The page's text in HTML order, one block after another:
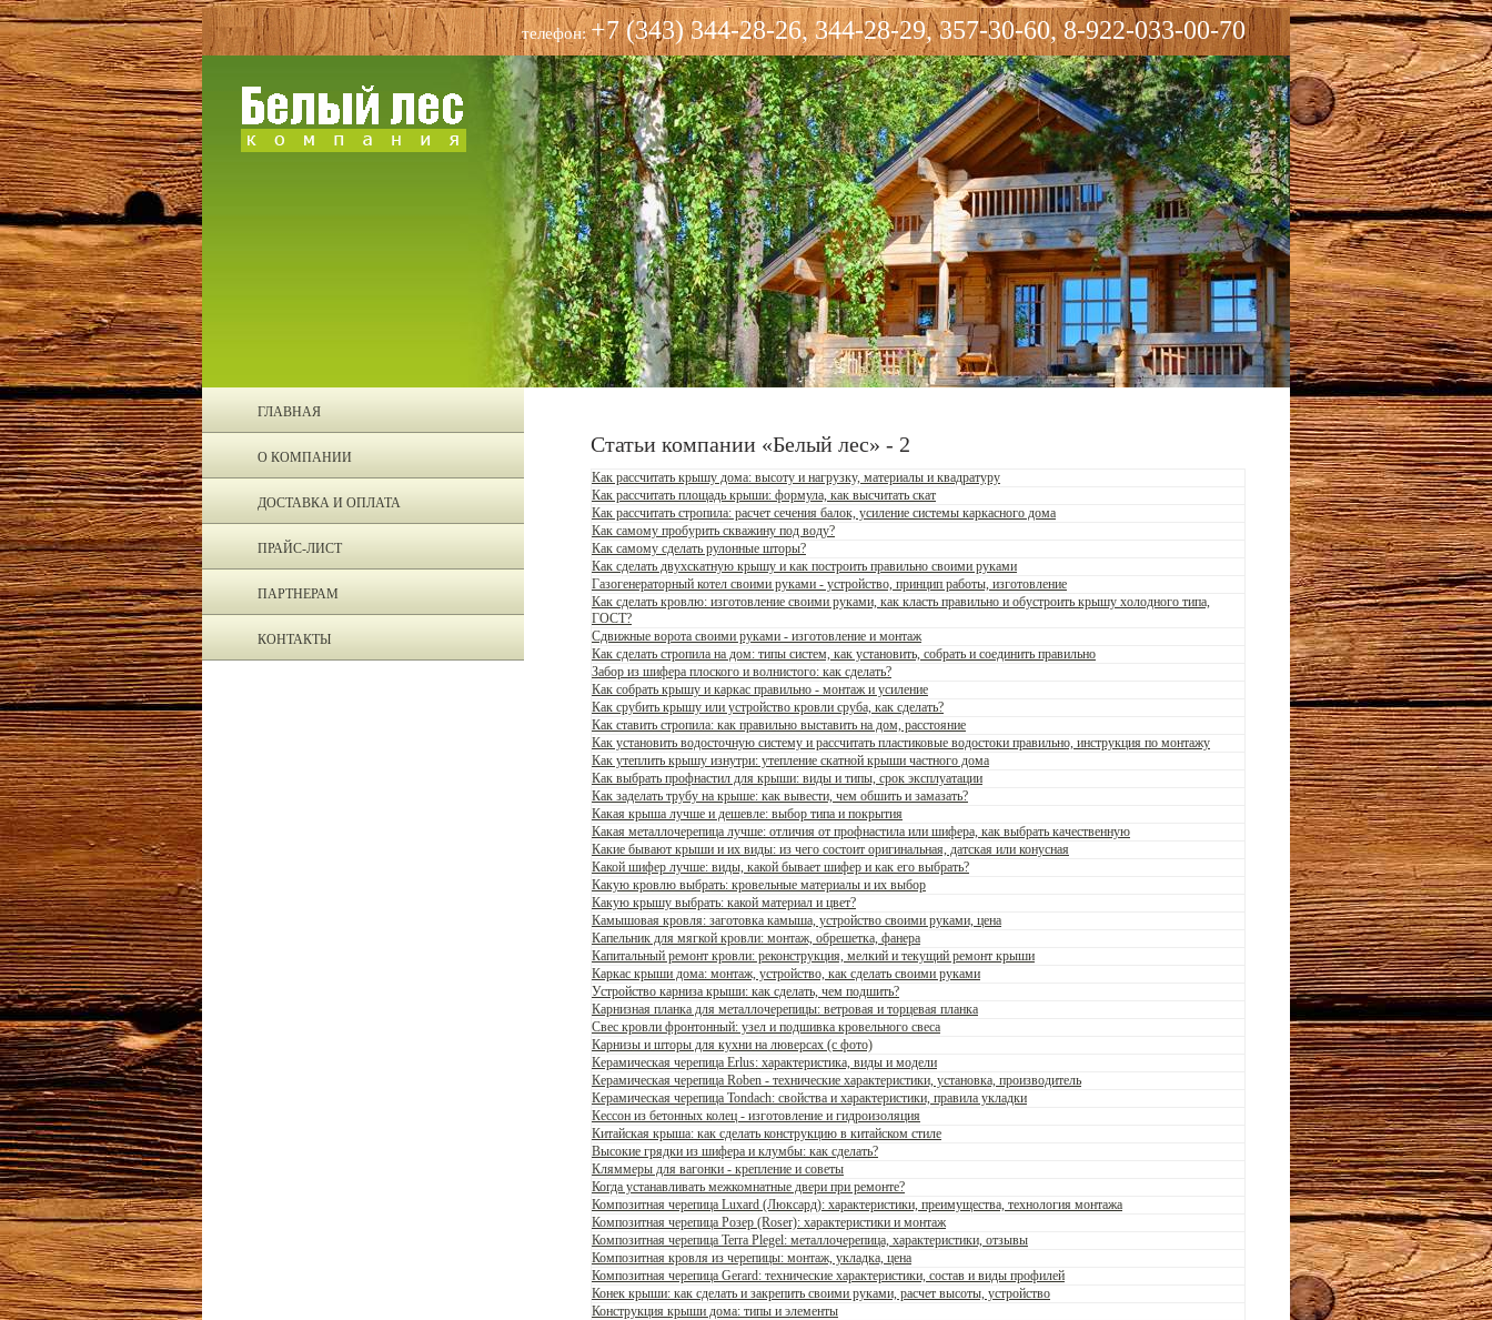
телефон:+7 (343) 344-28-26, 344-28-29, 357-30-60, 8-922-033-00-70
ГЛАВНАЯ
О КОМПАНИИ
ДОСТАВКА И ОПЛАТА
ПРАЙС-ЛИСТ
ПАРТНЕРАМ
КОНТАКТЫ
Статьи компании «Белый лес» - 2
Как рассчитать крышу дома: высоту и нагрузку, материалы и квадратуру
Как рассчитать площадь крыши: формула, как высчитать скат
Как рассчитать стропила: расчет сечения балок, усиление системы каркасного дома
Как самому пробурить скважину под воду?
Как самому сделать рулонные шторы?
Как сделать двухскатную крышу и как построить правильно своими руками
Газогенераторный котел своими руками - устройство, принцип работы, изготовление
Как сделать кровлю: изготовление своими руками, как класть правильно и обустроить крышу холодного типа,
ГОСТ?
Сдвижные ворота своими руками - изготовление и монтаж
Как сделать стропила на дом: типы систем, как установить, собрать и соединить правильно
Забор из шифера плоского и волнистого: как сделать?
Как собрать крышу и каркас правильно - монтаж и усиление
Как срубить крышу или устройство кровли сруба, как сделать?
Как ставить стропила: как правильно выставить на дом, расстояние
Как установить водосточную систему и рассчитать пластиковые водостоки правильно, инструкция по монтажу
Как утеплить крышу изнутри: утепление скатной крыши частного дома
Как выбрать профнастил для крыши: виды и типы, срок эксплуатации
Как заделать трубу на крыше: как вывести, чем обшить и замазать?
Какая крыша лучше и дешевле: выбор типа и покрытия
Какая металлочерепица лучше: отличия от профнастила или шифера, как выбрать качественную
Какие бывают крыши и их виды: из чего состоит оригинальная, датская или конусная
Какой шифер лучше: виды, какой бывает шифер и как его выбрать?
Какую кровлю выбрать: кровельные материалы и их выбор
Какую крышу выбрать: какой материал и цвет?
Камышовая кровля: заготовка камыша, устройство своими руками, цена
Капельник для мягкой кровли: монтаж, обрешетка, фанера
Капитальный ремонт кровли: реконструкция, мелкий и текущий ремонт крыши
Каркас крыши дома: монтаж, устройство, как сделать своими руками
Устройство карниза крыши: как сделать, чем подшить?
Карнизная планка для металлочерепицы: ветровая и торцевая планка
Свес кровли фронтонный: узел и подшивка кровельного свеса
Карнизы и шторы для кухни на люверсах (с фото)
Керамическая черепица Erlus: характеристика, виды и модели
Керамическая черепица Roben - технические характеристики, установка, производитель
Керамическая черепица Tondach: свойства и характеристики, правила укладки
Кессон из бетонных колец - изготовление и гидроизоляция
Китайская крыша: как сделать конструкцию в китайском стиле
Высокие грядки из шифера и клумбы: как сделать?
Кляммеры для вагонки - крепление и советы
Когда устанавливать межкомнатные двери при ремонте?
Композитная черепица Luxard (Люксард): характеристики, преимущества, технология монтажа
Композитная черепица Розер (Roser): характеристики и монтаж
Композитная черепица Terra Plegel: металлочерепица, характеристики, отзывы
Композитная кровля из черепицы: монтаж, укладка, цена
Композитная черепица Gerard: технические характеристики, состав и виды профилей
Конек крыши: как сделать и закрепить своими руками, расчет высоты, устройство
Конструкция крыши дома: типы и элементы